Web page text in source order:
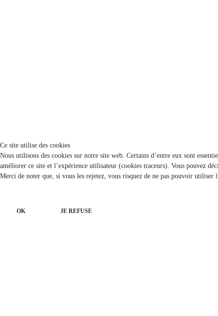
Ce site utilise des cookies
Nous utilisons des cookies sur notre site web. Certains d’entre eux sont
améliorer ce site et l’expérience utilisateur (cookies traceurs). Vous pouvez
Merci de noter que, si vous les rejetez, vous risquez de ne pas pouvoir utiliser
OK JE REFUSE